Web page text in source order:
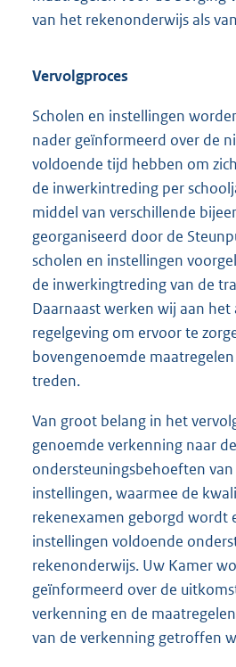
van het rekenonderwijs als
Vervolgproces
Scholen en instellingen
nader geïnformeerd over de
voldoende tijd hebben om
de inwerkintreding per
middel van verschillende
georganiseerd door de
scholen en instellingen
de inwerkingtreding van de
Daarnaast werken wij aan het
regelgeving om ervoor te
bovengenoemde
treden.
Van groot belang in het
genoemde verkenning naar de
ondersteuningsbehoeften van
instellingen, waarmee de
rekenexamen geborgd wordt
instellingen voldoende
rekenonderwijs. Uw Kamer
geïnformeerd over de
verkenning en de
van de verkenning getroffen